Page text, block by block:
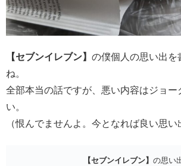
【セブンイレブン】 の僕個人の思い出を
ね。
全部本当の話ですが、悪い内容はジョー
い。
（恨んでませんよ。今となれば良い思い
【セブンイレブン】 の思い